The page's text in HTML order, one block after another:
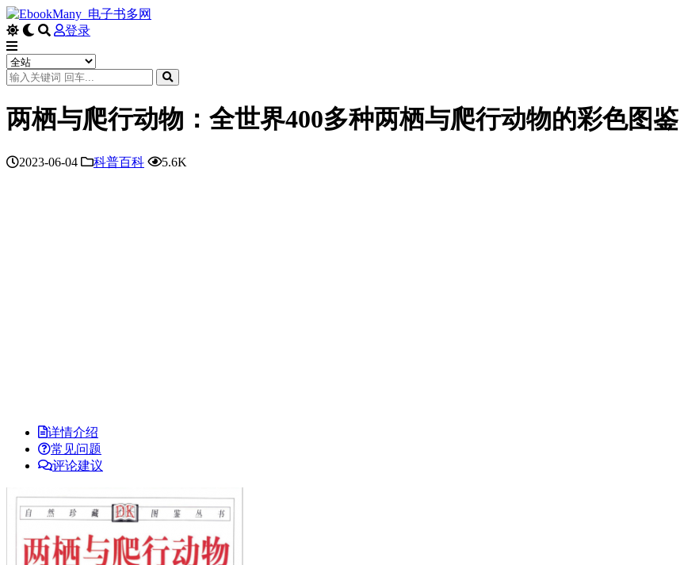
登录
两栖与爬行动物：全世界400多种两栖与爬行动物的彩色图鉴
2023-06-04 科普百科 5.6K
详情介绍
常见问题
评论建议